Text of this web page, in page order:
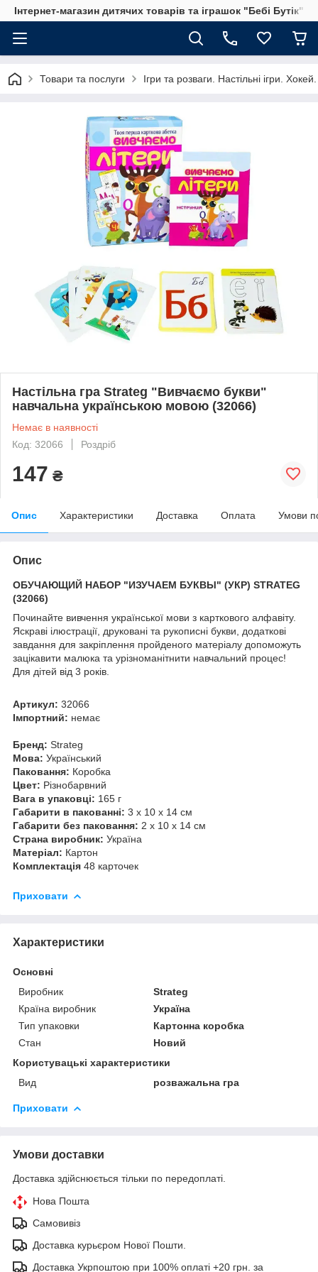
Інтернет-магазин дитячих товарів та іграшок "Бебі Бутік"
Товари та послуги Ігри та розваги. Настільні ігри.
Настільна гра Strateg "Вивчаємо букви"
навчальна українською мовою (32066)
Немає в наявності
Код: 32066
Роздріб
147 ₴
Опис Характеристики Доставка Оплата Умови
Опис
ОБУЧАЮЩИЙ НАБОР "ИЗУЧАЕМ БУКВЫ" (УКР) STRATEG
(32066)
Починайте вивчення української мови з карткового алфавіту.
Яскраві ілюстрації, друковані та рукописні букви, додаткові
завдання для закріплення пройденого матеріалу допоможуть
зацікавити малюка та урізноманітнити навчальний процес!
Для дітей від 3 років.
Артикул: 32066
Імпортний: немає
Бренд: Strateg
Мова: Український
Паковання: Коробка
Цвет: Різнобарвний
Вага в упаковці: 165 г
Габарити в пакованні: 3 x 10 x 14 см
Габарити без паковання: 2 x 10 x 14 см
Страна виробник: Україна
Матеріал: Картон
Комплектація 48 карточек
Приховати
Характеристики
Основні
Виробник
Strateg
Країна виробник
Україна
Тип упаковки
Картонна коробка
Стан
Новий
Користувацькi характеристики
Вид
розважальна гра
Приховати
Умови доставки
Доставка здійснюється тільки по передоплаті.
Нова Пошта
Самовивіз
Доставка курьєром Нової Пошти.
Доставка Укрпоштою при 100% оплаті +20 грн. за